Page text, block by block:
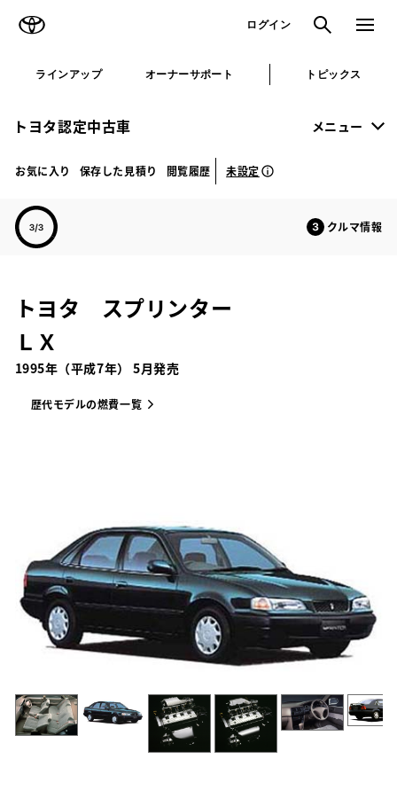
ログイン 検索 メニュ
ラインアップ オーナーサポート トピックス
トヨタ認定中古車 メニュー
お気に入り 保存した見積り 閲覧履歴 未設定
クルマ情報
トヨタ スプリンター
ＬＸ
1995年（平成7年） 5月発売
歴代モデルの燃費一覧